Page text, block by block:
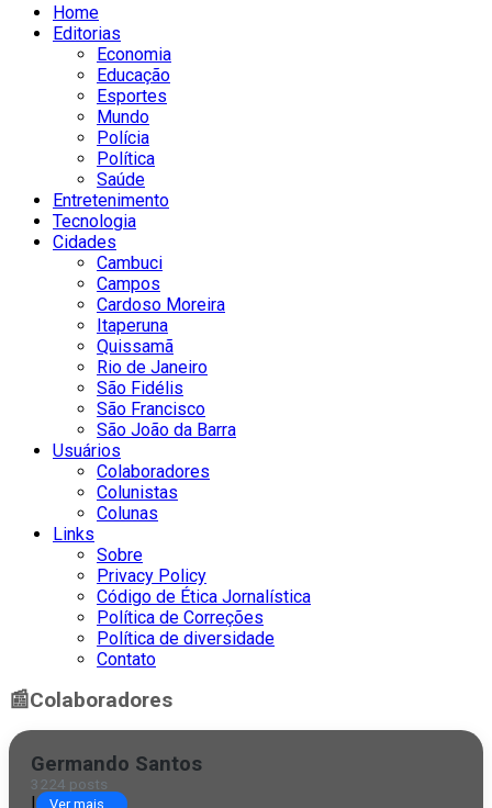
Home
Editorias
Economia
Educação
Esportes
Mundo
Polícia
Política
Saúde
Entretenimento
Tecnologia
Cidades
Cambuci
Campos
Cardoso Moreira
Itaperuna
Quissamã
Rio de Janeiro
São Fidélis
São Francisco
São João da Barra
Usuários
Colaboradores
Colunistas
Colunas
Links
Sobre
Privacy Policy
Código de Ética Jornalística
Política de Correções
Política de diversidade
Contato
📰Colaboradores
Germando Santos
3224 posts
| Ver mais...